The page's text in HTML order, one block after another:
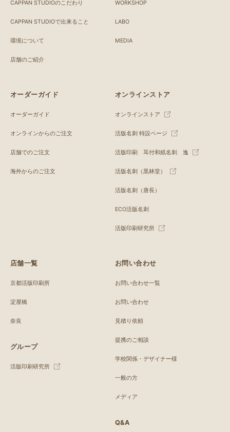
CAPPAN STUDIOのこだわり
CAPPAN STUDIOで出来ること
環境について
店舗のご紹介
WORKSHOP
LABO
MEDIA
オーダーガイド
オーダーガイド
オンラインからのご注文
店舗でのご注文
海外からのご注文
オンラインストア
オンラインストア
活版名刺 特設ページ
活版印刷 耳付和紙名刺 逸
活版名刺（黒林堂）
活版名刺（唐長）
ECO活版名刺
活版印刷研究所
店舗一覧
京都活版印刷所
淀屋橋
奈良
グループ
活版印刷研究所
お問い合わせ
お問い合わせ一覧
お問い合わせ
見積り依頼
提携のご相談
学校関係・デザイナー様
一般の方
メディア
Q&A